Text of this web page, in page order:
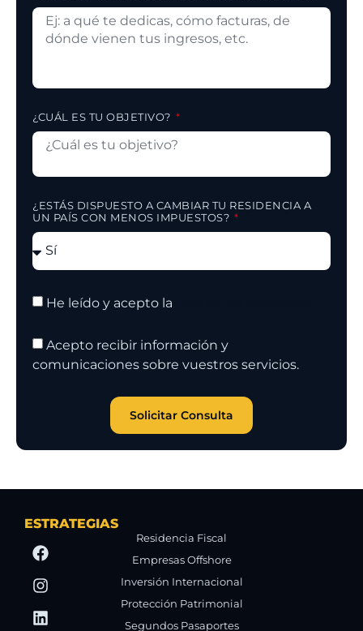
¿CUÁL ES TU OBJETIVO?
¿ESTÁS DISPUESTO A CAMBIAR TU RESIDENCIA A
UN PAÍS CON MENOS IMPUESTOS?
He leído y acepto la
Acepto recibir información y
comunicaciones sobre vuestros servicios.
Solicitar Consulta
ESTRATEGIAS
Residencia Fiscal
Empresas Offshore
Inversión Internacional
Protección Patrimonial
Segundos Pasaportes